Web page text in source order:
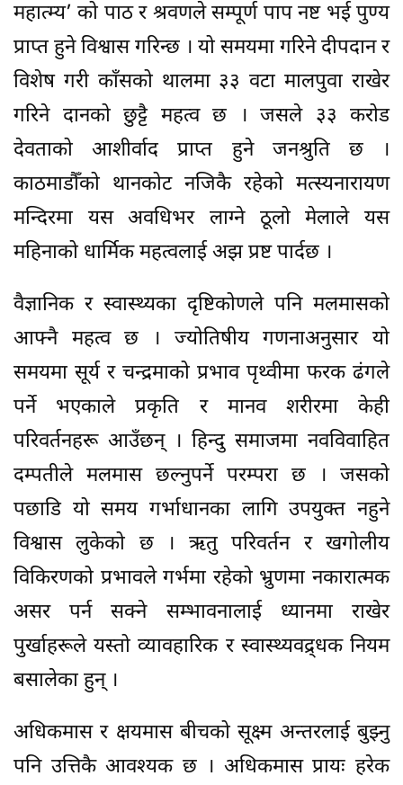
महात्म्य’ को पाठ र श्रवणले सम्पूर्ण पाप नष्ट भई पुण्य
प्राप्त हुने विश्वास गरिन्छ । यो समयमा गरिने दीपदान र
विशेष गरी काँसको थालमा ३३ वटा मालपुवा राखेर
गरिने दानको छुट्टै महत्व छ । जसले ३३ करोड
देवताको आशीर्वाद प्राप्त हुने जनश्रुति छ ।
काठमाडौँको थानकोट नजिकै रहेको मत्स्यनारायण
मन्दिरमा यस अवधिभर लाग्ने ठूलो मेलाले यस
महिनाको धार्मिक महत्वलाई अझ प्रष्ट पार्दछ ।
वैज्ञानिक र स्वास्थ्यका दृष्टिकोणले पनि मलमासको
आफ्नै महत्व छ । ज्योतिषीय गणनाअनुसार यो
समयमा सूर्य र चन्द्रमाको प्रभाव पृथ्वीमा फरक ढंगले
पर्ने भएकाले प्रकृति र मानव शरीरमा केही
परिवर्तनहरू आउँछन् । हिन्दु समाजमा नवविवाहित
दम्पतीले मलमास छल्नुपर्ने परम्परा छ । जसको
पछाडि यो समय गर्भाधानका लागि उपयुक्त नहुने
विश्वास लुकेको छ । ऋतु परिवर्तन र खगोलीय
विकिरणको प्रभावले गर्भमा रहेको भ्रुणमा नकारात्मक
असर पर्न सक्ने सम्भावनालाई ध्यानमा राखेर
पुर्खाहरूले यस्तो व्यावहारिक र स्वास्थ्यवद्र्धक नियम
बसालेका हुन् ।
अधिकमास र क्षयमास बीचको सूक्ष्म अन्तरलाई बुझ्नु
पनि उत्तिकै आवश्यक छ । अधिकमास प्रायः हरेक